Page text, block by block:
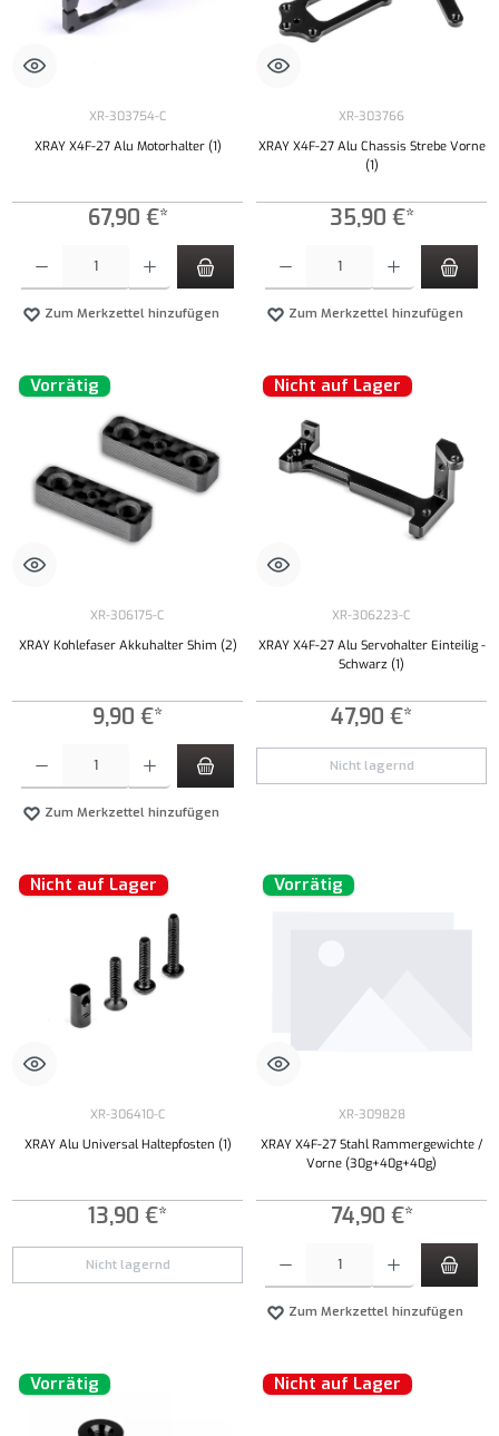
XR-303754-C
XRAY X4F-27 Alu Motorhalter (1)
67,90 €*
Zum Merkzettel hinzufügen
XR-303766
XRAY X4F-27 Alu Chassis Strebe Vorne
(1)
35,90 €*
Zum Merkzettel hinzufügen
Vorrätig
XR-306175-C
XRAY Kohlefaser Akkuhalter Shim (2)
9,90 €*
Produkt Anzahl: Gib den gewünschten Wert ein oder benutze die Schaltflächen um die
Zum Merkzettel hinzufügen
Nicht auf Lager
XR-306223-C
XRAY X4F-27 Alu Servohalter Einteilig -
Schwarz (1)
47,90 €*
Nicht lagernd
Nicht auf Lager
XR-306410-C
XRAY Alu Universal Haltepfosten (1)
13,90 €*
Nicht lagernd
Vorrätig
XR-309828
XRAY X4F-27 Stahl Rammergewichte /
Vorne (30g+40g+40g)
74,90 €*
Zum Merkzettel hinzufügen
Vorrätig Nicht auf Lager